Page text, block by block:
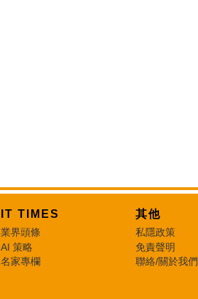
IT TIMES
業界頭條
AI 策略
名家專欄
其他
私隱政策
免責聲明
聯絡/關於我們